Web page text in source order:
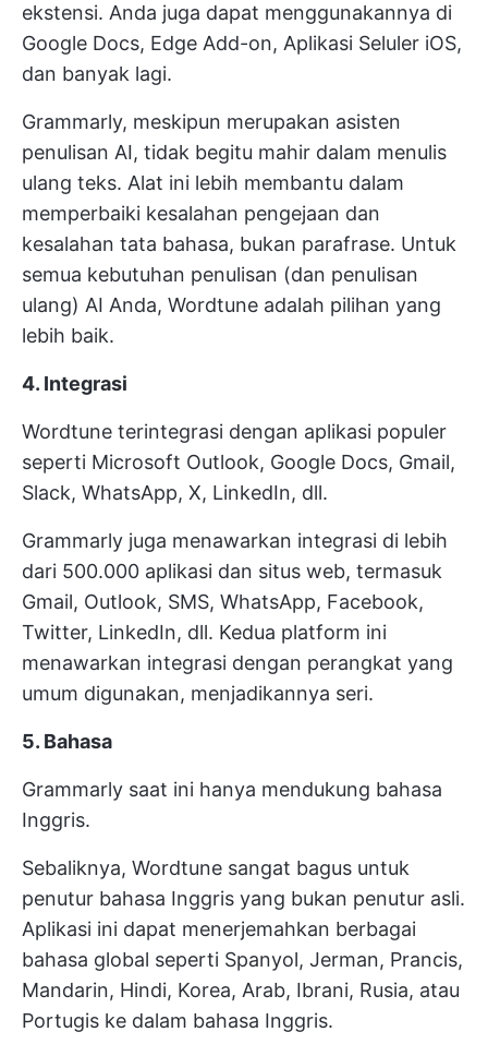
ekstensi. Anda juga dapat menggunakannya di
Google Docs, Edge Add-on, Aplikasi Seluler iOS,
dan banyak lagi.
Grammarly, meskipun merupakan asisten
penulisan AI, tidak begitu mahir dalam menulis
ulang teks. Alat ini lebih membantu dalam
memperbaiki kesalahan pengejaan dan
kesalahan tata bahasa, bukan parafrase. Untuk
semua kebutuhan penulisan (dan penulisan
ulang) AI Anda, Wordtune adalah pilihan yang
lebih baik.
4. Integrasi
Wordtune terintegrasi dengan aplikasi populer
seperti Microsoft Outlook, Google Docs, Gmail,
Slack, WhatsApp, X, LinkedIn, dll.
Grammarly juga menawarkan integrasi di lebih
dari 500.000 aplikasi dan situs web, termasuk
Gmail, Outlook, SMS, WhatsApp, Facebook,
Twitter, LinkedIn, dll. Kedua platform ini
menawarkan integrasi dengan perangkat yang
umum digunakan, menjadikannya seri.
5. Bahasa
Grammarly saat ini hanya mendukung bahasa
Inggris.
Sebaliknya, Wordtune sangat bagus untuk
penutur bahasa Inggris yang bukan penutur asli.
Aplikasi ini dapat menerjemahkan berbagai
bahasa global seperti Spanyol, Jerman, Prancis,
Mandarin, Hindi, Korea, Arab, Ibrani, Rusia, atau
Portugis ke dalam bahasa Inggris.